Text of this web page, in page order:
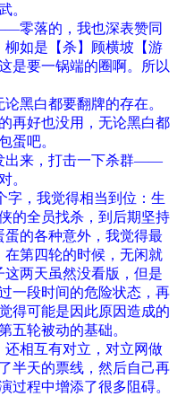
。
零落的，我也深表赞同
柳如是【杀】顾横坡【游
是要一锅端的圈啊。所以
黑白都要翻牌的存在。
再好也没用，无论黑白都
蛋吧。
出来，打击一下杀群——
。
字，我觉得相当到位：生
的全员找杀，到后期坚持
的各种意外，我觉得最
在第四轮的时候，无闲就
两天虽然没看版，但是
一段时间的危险状态，再
得可能是因此原因造成的
五轮被动的基础。
相互有对立，对立网做
半天的票线，然后自己再
过程中增添了很多阻碍。